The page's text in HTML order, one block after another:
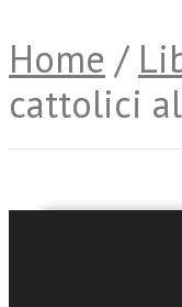
Home /
cattolici